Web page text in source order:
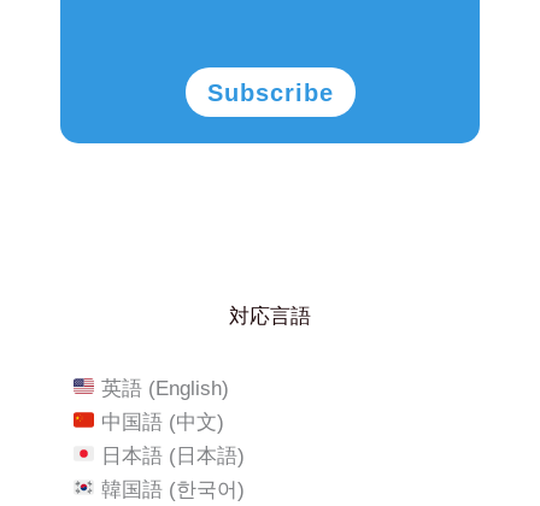
Subscribe
対応言語
英語 (English)
中国語 (中文)
日本語 (日本語)
韓国語 (한국어)